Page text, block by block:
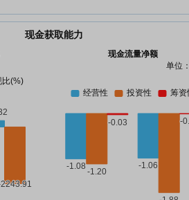
现金获取能力
现金流量净额
单位